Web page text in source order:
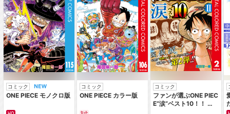
コミック
ONE PIECE モノクロ版
コミック
ONE PIECE カラー版
コミック
ファンが選ぶONE PIEC
E“涙”ベスト10！！ ～